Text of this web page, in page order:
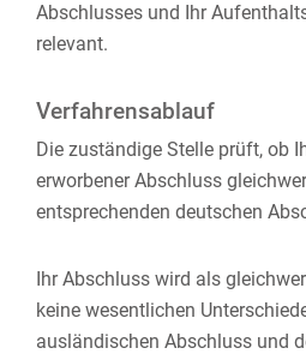
Abschlusses und Ihr
relevant.
Verfahrensablauf
Die zuständige Stelle prüft, ob
erworbener Abschluss
entsprechenden deutschen
Ihr Abschluss wird als
keine wesentlichen
ausländischen Abschluss und